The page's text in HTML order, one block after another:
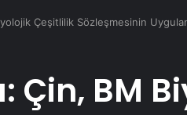
Çeşitlilik Sözleşmesinin
Çin, BM